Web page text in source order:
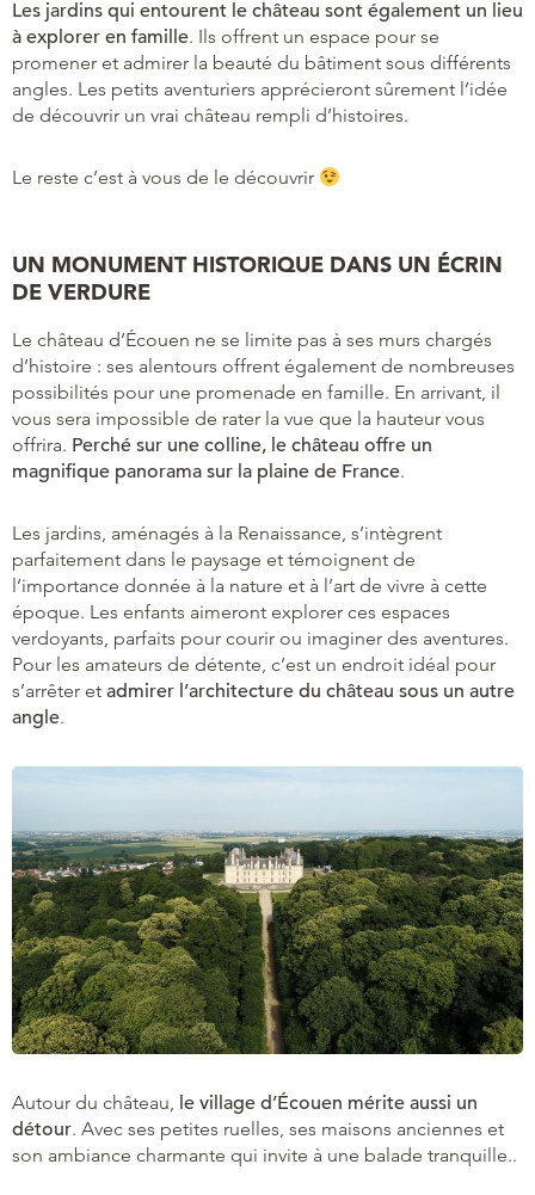
Les jardins qui entourent le château sont également un lieu
à explorer en famille. Ils offrent un espace pour se
promener et admirer la beauté du bâtiment sous différents
angles. Les petits aventuriers apprécieront sûrement l’idée
de découvrir un vrai château rempli d’histoires.
Le reste c’est à vous de le découvrir
UN MONUMENT HISTORIQUE DANS UN ÉCRIN
DE VERDURE
Le château d’Écouen ne se limite pas à ses murs chargés
d’histoire : ses alentours offrent également de nombreuses
possibilités pour une promenade en famille. En arrivant, il
vous sera impossible de rater la vue que la hauteur vous
offrira. Perché sur une colline, le château offre un
magnifique panorama sur la plaine de France.
Les jardins, aménagés à la Renaissance, s’intègrent
parfaitement dans le paysage et témoignent de
l’importance donnée à la nature et à l’art de vivre à cette
époque. Les enfants aimeront explorer ces espaces
verdoyants, parfaits pour courir ou imaginer des aventures.
Pour les amateurs de détente, c’est un endroit idéal pour
s’arrêter et admirer l’architecture du château sous un autre
angle.
Autour du château, le village d’Écouen mérite aussi un
détour. Avec ses petites ruelles, ses maisons anciennes et
son ambiance charmante qui invite à une balade tranquille..